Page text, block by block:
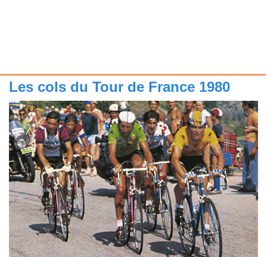
Les cols du Tour de France 1980